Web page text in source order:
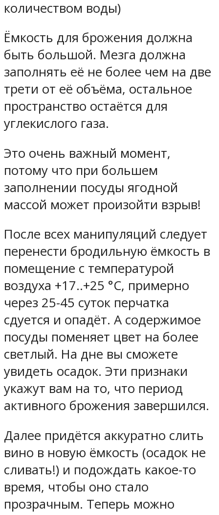
количеством воды)
Ёмкость для брожения должна
быть большой. Мезга должна
заполнять её не более чем на две
трети от её объёма, остальное
пространство остаётся для
углекислого газа.
Это очень важный момент,
потому что при большем
заполнении посуды ягодной
массой может произойти взрыв!
После всех манипуляций следует
перенести бродильную ёмкость в
помещение с температурой
воздуха +17..+25 °C, примерно
через 25-45 суток перчатка
сдуется и опадёт. А содержимое
посуды поменяет цвет на более
светлый. На дне вы сможете
увидеть осадок. Эти признаки
укажут вам на то, что период
активного брожения завершился.
Далее придётся аккуратно слить
вино в новую ёмкость (осадок не
сливать!) и подождать какое-то
время, чтобы оно стало
прозрачным. Теперь можно